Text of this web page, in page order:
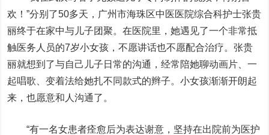
欢！”分别了50多天，广州市海珠区中医医院综合科护士张贵
丽终于在家中与儿子团聚。在医院里，她遇见了一个非常抵
触医务人员的7岁小女孩，不愿讲话也不愿配合治疗。张贵
丽就想到了与自己儿子日常的沟通，经常陪她聊动画片、一
起唱歌、变着法给她扎不同款式的辫子。小女孩渐渐开朗起
来，也愿意和人沟通了。
“有一名女患者痊愈后为表达谢意，坚持在出院前为医护